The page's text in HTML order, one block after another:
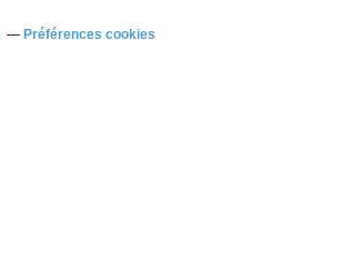
Préférences cookies